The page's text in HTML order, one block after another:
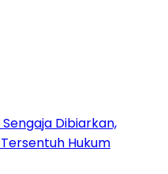
Dibiarkan,
Hukum